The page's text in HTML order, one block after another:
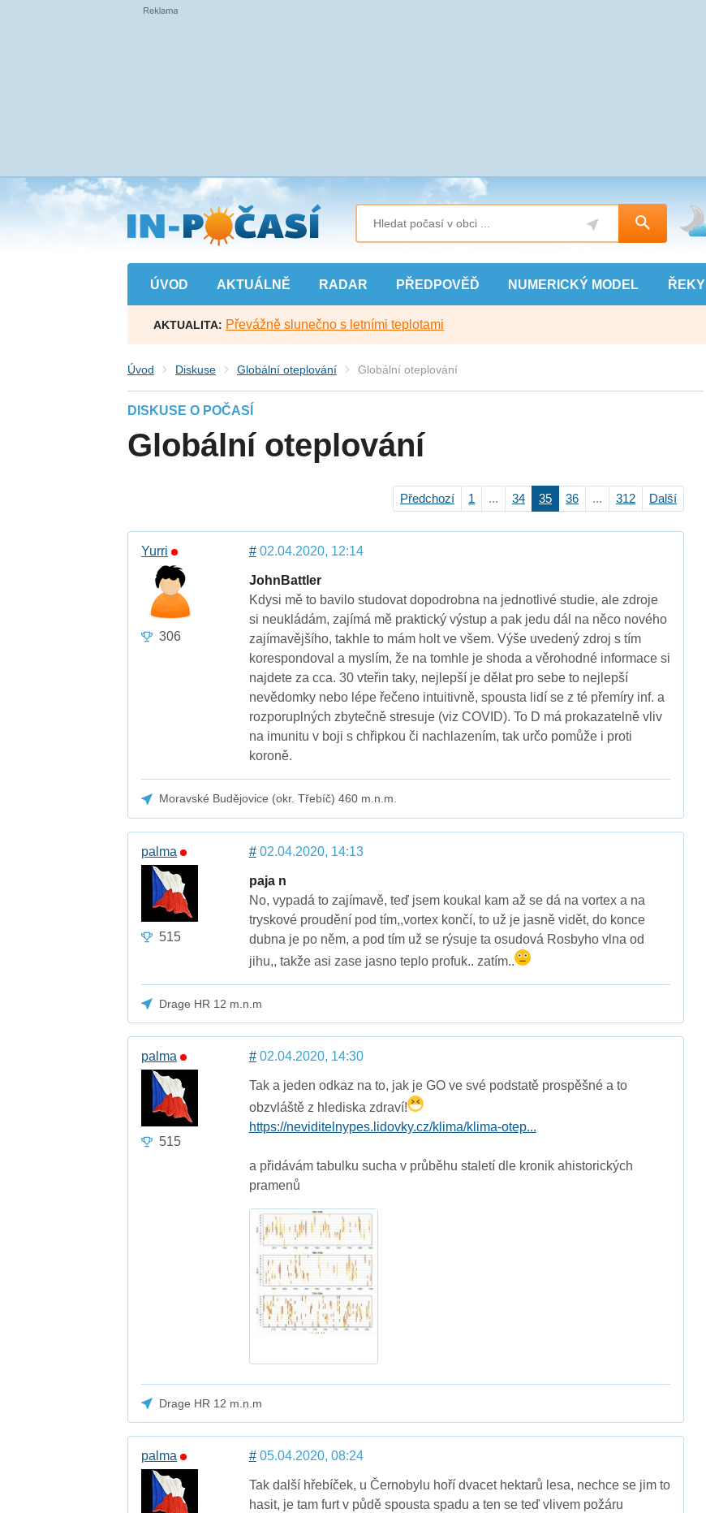
Přejít
na
hlavní
obsah
ÚVOD AKTUÁLNĚ RADAR PŘEDPOVĚĎ NUMERICKÝ MODEL ŘEKY
AKTUALITA: Převážně slunečno s letními teplotami
Úvod Diskuse Globální oteplování Globální oteplování
DISKUSE O POČASÍ
Globální oteplování
Předchozí 1 ... 34 35 36 ... 312 Další
Yurri
306
#02.04.2020, 12:14
JohnBattler
Kdysi mě to bavilo studovat dopodrobna na jednotlivé studie, ale zdroje
si neukládám, zajímá mě praktický výstup a pak jedu dál na něco nového
zajímavějšího, takhle to mám holt ve všem. Výše uvedený zdroj s tím
korespondoval a myslím, že na tomhle je shoda a věrohodné informace si
najdete za cca. 30 vteřin taky, nejlepší je dělat pro sebe to nejlepší
nevědomky nebo lépe řečeno intuitivně, spousta lidí se z té přemíry inf. a
rozporuplných zbytečně stresuje (viz COVID). To D má prokazatelně vliv
na imunitu v boji s chřipkou či nachlazením, tak určo pomůže i proti
koroně.
Moravské Budějovice (okr. Třebíč) 460 m.n.m.
palma
515
#02.04.2020, 14:13
paja n
No, vypadá to zajímavě, teď jsem koukal kam až se dá na vortex a na
tryskové proudění pod tím,,vortex končí, to už je jasně vidět, do konce
dubna je po něm, a pod tím už se rýsuje ta osudová Rosbyho vlna od
jihu,, takže asi zase jasno teplo profuk.. zatím..
Drage HR 12 m.n.m
palma
515
#02.04.2020, 14:30
Tak a jeden odkaz na to, jak je GO ve své podstatě prospěšné a to
obzvláště z hlediska zdraví!
https://neviditelnypes.lidovky.cz/klima/klima-otep...
a přidávám tabulku sucha v průběhu staletí dle kronik ahistorických
pramenů
Drage HR 12 m.n.m
palma #05.04.2020, 08:24
Tak další hřebíček, u Černobylu hoří dvacet hektarů lesa, nechce se jim to
hasit, je tam furt v půdě spousta spadu a ten se teď vlivem požáru